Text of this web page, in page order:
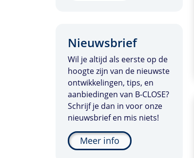
Nieuwsbrief
Wil je altijd als eerste op de
hoogte zijn van de nieuwste
ontwikkelingen, tips, en
aanbiedingen van B-CLOSE?
Schrijf je dan in voor onze
nieuwsbrief en mis niets!
Meer info